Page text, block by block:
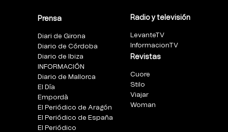
Prensa
Diari de Girona
Diario de Córdoba
Diario de Ibiza
INFORMACIÓN
Diario de Mallorca
El Día
Empordà
El Periódico de Aragón
El Periódico de España
El Periódico
Radio y televisión
LevanteTV
InformacionTV
Revistas
Cuore
Stilo
Viajar
Woman